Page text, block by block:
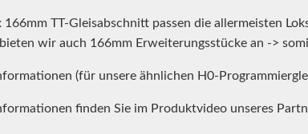
TT-Gleisabschnitt passen die allermeisten
wir auch 166mm Erweiterungsstücke an ->
(für unsere ähnlichen H0-
finden Sie im Produktvideo unseres